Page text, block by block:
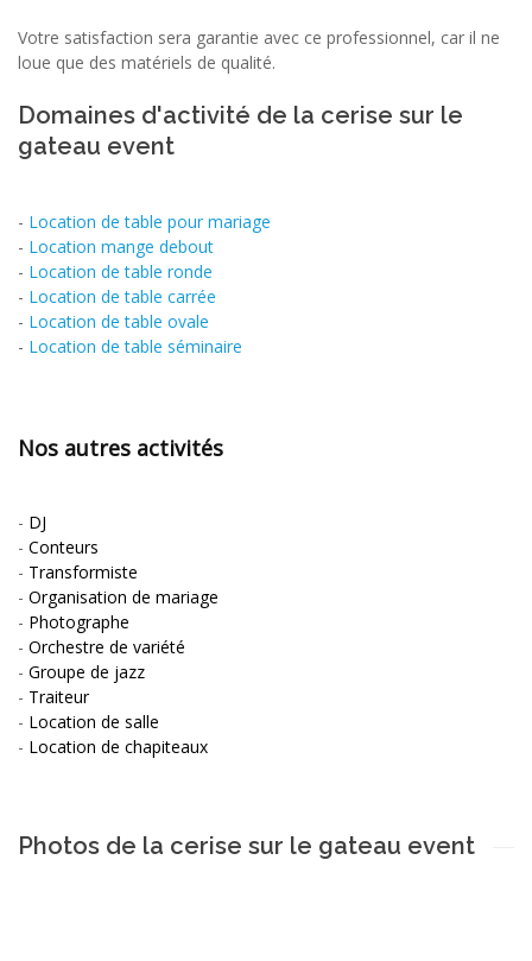
Votre satisfaction sera garantie avec ce professionnel, car il ne
loue que des matériels de qualité.
Domaines d'activité de la cerise sur le
gateau event
- Location de table pour mariage
- Location mange debout
- Location de table ronde
- Location de table carrée
- Location de table ovale
- Location de table séminaire
Nos autres activités
- DJ
- Conteurs
- Transformiste
- Organisation de mariage
- Photographe
- Orchestre de variété
- Groupe de jazz
- Traiteur
- Location de salle
- Location de chapiteaux
Photos de la cerise sur le gateau event